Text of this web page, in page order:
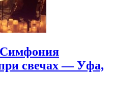
свечах — Уфа,